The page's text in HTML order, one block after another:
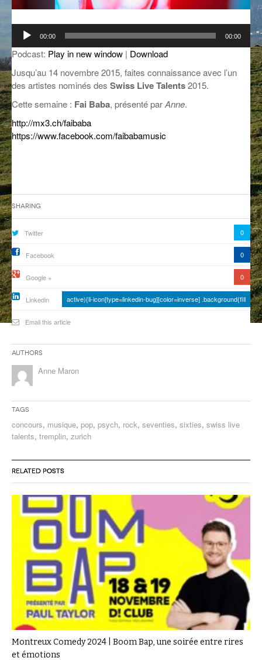
IL ÉTAIT UNE FOIS
L’ASTUCE DE LA PORTE EN BOIS
LA FABRIK POÉTIK
LA MINUTE LITTÉRAIRE
LA SOUTERRAINE
ZIRCONIUM
ANCIENNES ÉMISSIONS
Lecteur
audio
00:00 00:00
Podcast: Play in new window | Download
Jusqu’au 14 novembre 2015, faites connaissance avec l’un
des artistes nominés des Swiss Live Talents2015.
Cette semaine : Fai Baba, présenté parAnne.
http://mx3.ch/faibaba
https://www.facebook.com/faibabamusic
Sharing
Twitter 0
Facebook 0
Google + 0
Linkedin active){li-icon[type=linkedin-bug][color=inverse] .background{fill
Email this article
Authors
Anne Maron
Tags
concours, musique, pop, psych, rock, seventies, sixties, swiss live
talents, tremplin, zurich
RELATED POSTS
Montreux Comedy 2024 | Boom Bap, une soirée entre rires
et émotions